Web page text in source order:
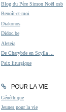
Blog du Père Simon Noël osb
Benoît-et-moi
Diakonos
Didoc.be
Aleteia
De Charybde en Scylla ...
Paix liturgique
POUR LA VIE
Généthique
Jeunes pour la vie